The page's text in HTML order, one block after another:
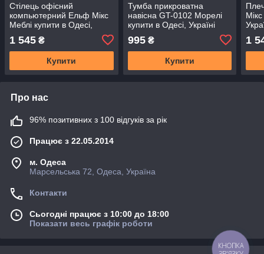
Стілець офісний
компьютерний Ельф Мікс
Меблі купити в Одесі,
1 545 ₴
Купити
Тумба прикроватна
навісна GT-0102 Морелі
купити в Одесі, Україні
995₴
Купити
1
Про нас
96% позитивних з 100 відгуків за рік
Працює з 22.05.2014
м. Одеса
Марсельська 72, Одеса, Україна
Контакти
Сьогодні працює з 10:00 до 18:00
Показати весь графік роботи
КНОПКА